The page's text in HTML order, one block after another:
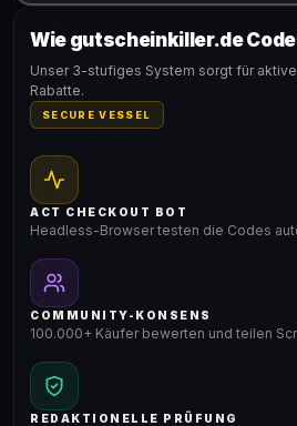
Gültig für teilnehmende Produkte
Wie gutscheinkiller.de
Unser 3-stufiges System sorgt für
Rabatte.
SECURE VESSEL
ACT CHECKOUT BOT
Headless-Browser testen die Codes
COMMUNITY-KONSENS
100.000+ Käufer bewerten und teilen
REDAKTIONELLE PRÜFUNG